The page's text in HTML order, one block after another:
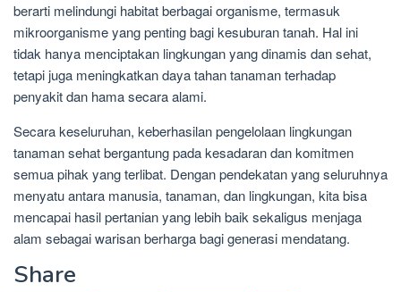
berarti melindungi habitat berbagai organisme, termasuk
mikroorganisme yang penting bagi kesuburan tanah. Hal ini
tidak hanya menciptakan lingkungan yang dinamis dan sehat,
tetapi juga meningkatkan daya tahan tanaman terhadap
penyakit dan hama secara alami.
Secara keseluruhan, keberhasilan pengelolaan lingkungan
tanaman sehat bergantung pada kesadaran dan komitmen
semua pihak yang terlibat. Dengan pendekatan yang seluruhnya
menyatu antara manusia, tanaman, dan lingkungan, kita bisa
mencapai hasil pertanian yang lebih baik sekaligus menjaga
alam sebagai warisan berharga bagi generasi mendatang.
Share